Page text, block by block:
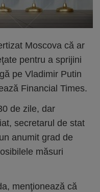
Moscova că ar
pentru a sprijini
pe Vladimir Putin
Financial Times.
de zile, dar
secretarul de stat
anumit grad de
măsuri
menţionează că